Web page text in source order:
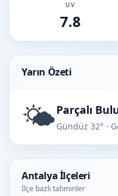
UV
7.8
Yarın Özeti
🌤️Parçalı
Gündüz 32° ·
Antalya İlçeleri
İlçe bazlı tahminler